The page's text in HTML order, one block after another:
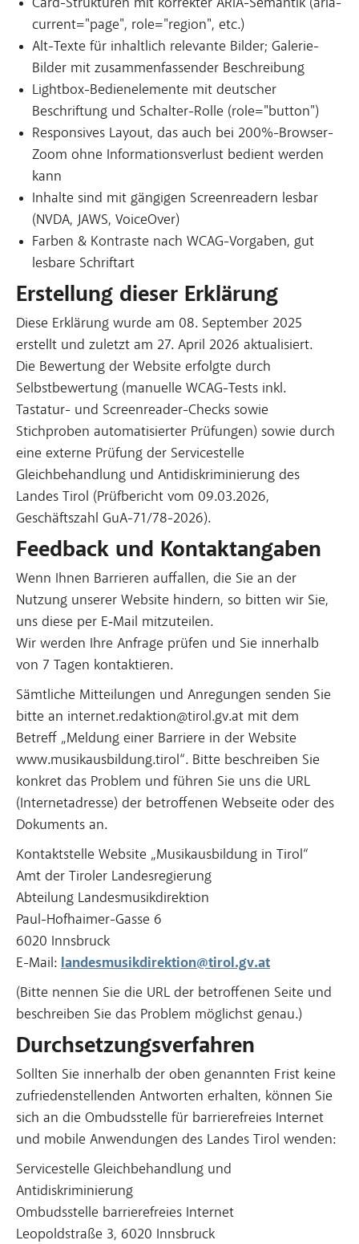
Card-Strukturen mit korrekter ARIA-Semantik (aria-
current="page", role="region", etc.)
Alt-Texte für inhaltlich relevante Bilder; Galerie-
Bilder mit zusammenfassender Beschreibung
Lightbox-Bedienelemente mit deutscher
Beschriftung und Schalter-Rolle (role="button")
Responsives Layout, das auch bei 200%-Browser-
Zoom ohne Informationsverlust bedient werden
kann
Inhalte sind mit gängigen Screenreadern lesbar
(NVDA, JAWS, VoiceOver)
Farben & Kontraste nach WCAG-Vorgaben, gut
lesbare Schriftart
Erstellung dieser Erklärung
Diese Erklärung wurde am 08. September 2025
erstellt und zuletzt am 27. April 2026 aktualisiert.
Die Bewertung der Website erfolgte durch
Selbstbewertung (manuelle WCAG-Tests inkl.
Tastatur- und Screenreader-Checks sowie
Stichproben automatisierter Prüfungen) sowie durch
eine externe Prüfung der Servicestelle
Gleichbehandlung und Antidiskriminierung des
Landes Tirol (Prüfbericht vom 09.03.2026,
Geschäftszahl GuA-71/78-2026).
Feedback und Kontaktangaben
Wenn Ihnen Barrieren auffallen, die Sie an der
Nutzung unserer Website hindern, so bitten wir Sie,
uns diese per E‑Mail mitzuteilen.
Wir werden Ihre Anfrage prüfen und Sie innerhalb
von 7 Tagen kontaktieren.
Sämtliche Mitteilungen und Anregungen senden Sie
bitte an internet.redaktion@tirol.gv.at mit dem
Betreff „Meldung einer Barriere in der Website
www.musikausbildung.tirol“. Bitte beschreiben Sie
konkret das Problem und führen Sie uns die URL
(Internetadresse) der betroffenen Webseite oder des
Dokuments an.
Kontaktstelle Website „Musikausbildung in Tirol“
Amt der Tiroler Landesregierung
Abteilung Landesmusikdirektion
Paul-Hofhaimer-Gasse 6
6020 Innsbruck
E-Mail: landesmusikdirektion@tirol.gv.at
(Bitte nennen Sie die URL der betroffenen Seite und
beschreiben Sie das Problem möglichst genau.)
Durchsetzungsverfahren
Sollten Sie innerhalb der oben genannten Frist keine
zufriedenstellenden Antworten erhalten, können Sie
sich an die Ombudsstelle für barrierefreies Internet
und mobile Anwendungen des Landes Tirol wenden:
Servicestelle Gleichbehandlung und
Antidiskriminierung
Ombudsstelle barrierefreies Internet
Leopoldstraße 3, 6020 Innsbruck